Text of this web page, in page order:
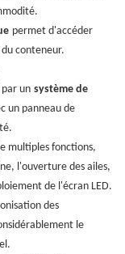
permet d'accéder
conteneur.
un système de
un panneau de
multiples fonctions,
l'ouverture des ailes,
de l'écran LED.
des
le